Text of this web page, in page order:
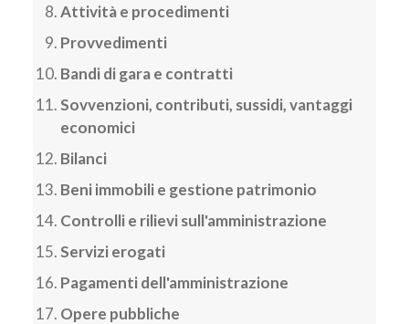
Attività e procedimenti
Provvedimenti
Bandi di gara e contratti
Sovvenzioni, contributi, sussidi, vantaggi
economici
Bilanci
Beni immobili e gestione patrimonio
Controlli e rilievi sull'amministrazione
Servizi erogati
Pagamenti dell'amministrazione
Opere pubbliche